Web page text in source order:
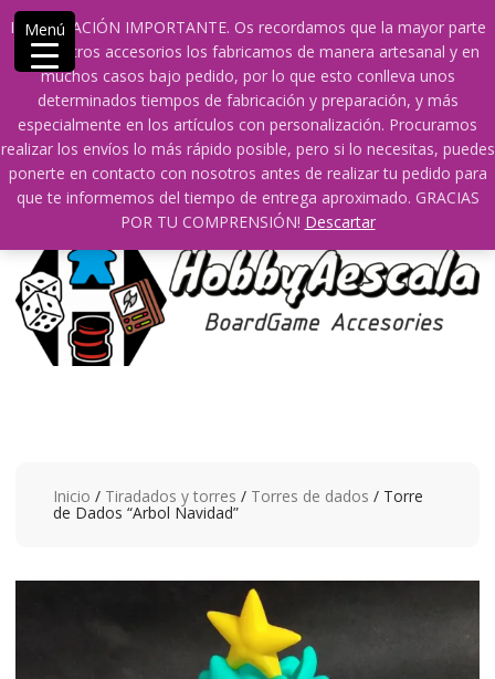
INFORMACIÓN IMPORTANTE. Os recordamos que la mayor parte
de nuestros accesorios los fabricamos de manera artesanal y en
muchos casos bajo pedido, por lo que esto conlleva unos
determinados tiempos de fabricación y preparación, y más
especialmente en los artículos con personalización. Procuramos
realizar los envíos lo más rápido posible, pero si lo necesitas, puedes
ponerte en contacto con nosotros antes de realizar tu pedido para
que te informemos del tiempo de entrega aproximado. GRACIAS
POR TU COMPRENSIÓN! Descartar
Saltar
contenido
609241475 SOLO DE 10:00 a 14:00
info@hobbyaescala.com
San Fernando de Henares
10:00 - 14:00
Mi cuenta
0 0
Inicio / Tiradados y torres / Torres de dados / Torre
de Dados “Arbol Navidad”
Menú